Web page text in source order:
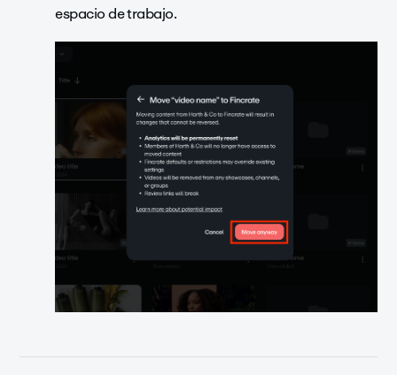
espacio de trabajo.